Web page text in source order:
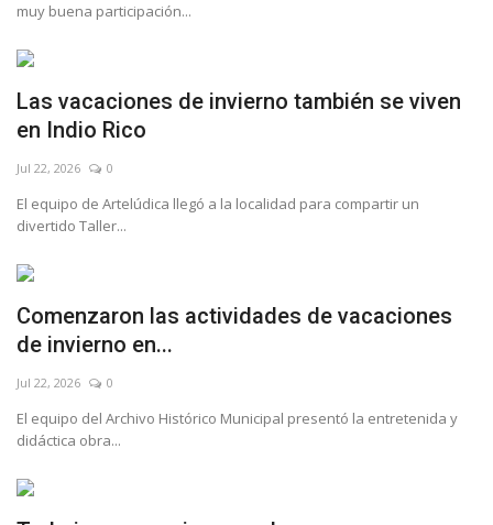
muy buena participación...
Las vacaciones de invierno también se viven
en Indio Rico
Jul 22, 2026 0
El equipo de Artelúdica llegó a la localidad para compartir un
divertido Taller...
Comenzaron las actividades de vacaciones
de invierno en...
Jul 22, 2026 0
El equipo del Archivo Histórico Municipal presentó la entretenida y
didáctica obra...